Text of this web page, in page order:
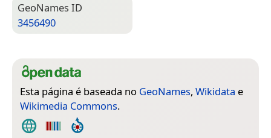
Geo­Names ID
3456490
Esta página é baseada no GeoNames, Wikidata e
Wikimedia Commons.